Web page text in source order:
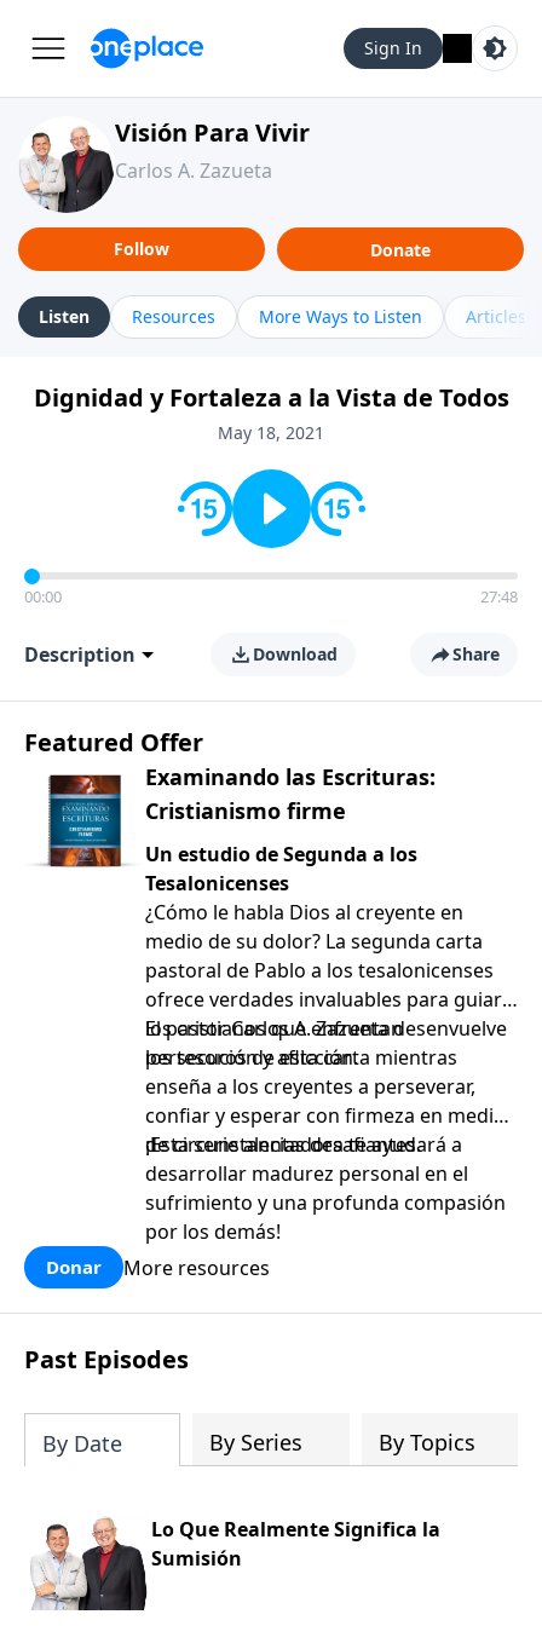
Sign In
Visión Para Vivir
Carlos A. Zazueta
Follow Donate
Listen Resources More Ways to Listen Articles
Dignidad y Fortaleza a la Vista de Todos
May 18, 2021
00:00 27:48
Description Download Share
Featured Offer
Examinando las Escrituras:
Cristianismo firme
Un estudio de Segunda a los
Tesalonicenses
¿Cómo le habla Dios al creyente en
medio de su dolor? La segunda carta
pastoral de Pablo a los tesalonicenses
ofrece verdades invaluables para guiar a
los cristianos que enfrentan
persecución y aflicción.
El pastor Carlos A. Zazueta desenvuelve
los tesoros de esta carta mientras
enseña a los creyentes a perseverar,
confiar y esperar con firmeza en medio
de circunstancias desafiantes.
¡Esta serie alentadora te ayudará a
desarrollar madurez personal en el
sufrimiento y una profunda compasión
por los demás!
Donar More resources
Past Episodes
By Date By Series By Topics
Lo Que Realmente Significa la
Sumisión